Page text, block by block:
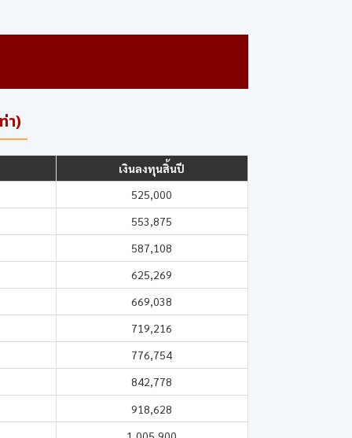
า)
เงินลงทุนสิ้นปี
525,000
553,875
587,108
625,269
669,038
719,216
776,754
842,778
918,628